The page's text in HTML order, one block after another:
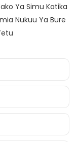
Ya Simu Katika
Nukuu Ya Bure